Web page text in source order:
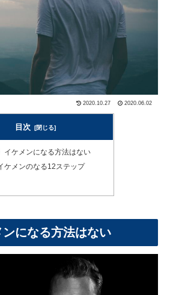
2020.10.27 2020.06.02
目次
イケメンになる方法はない
ケメンのなる12ステップ
ンになる方法はない